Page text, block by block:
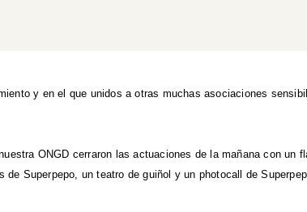
y en el que unidos a otras muchas asociaciones
ONGD cerraron las actuaciones de la mañana con un
Superpepo, un teatro de guiñol y un photocall de